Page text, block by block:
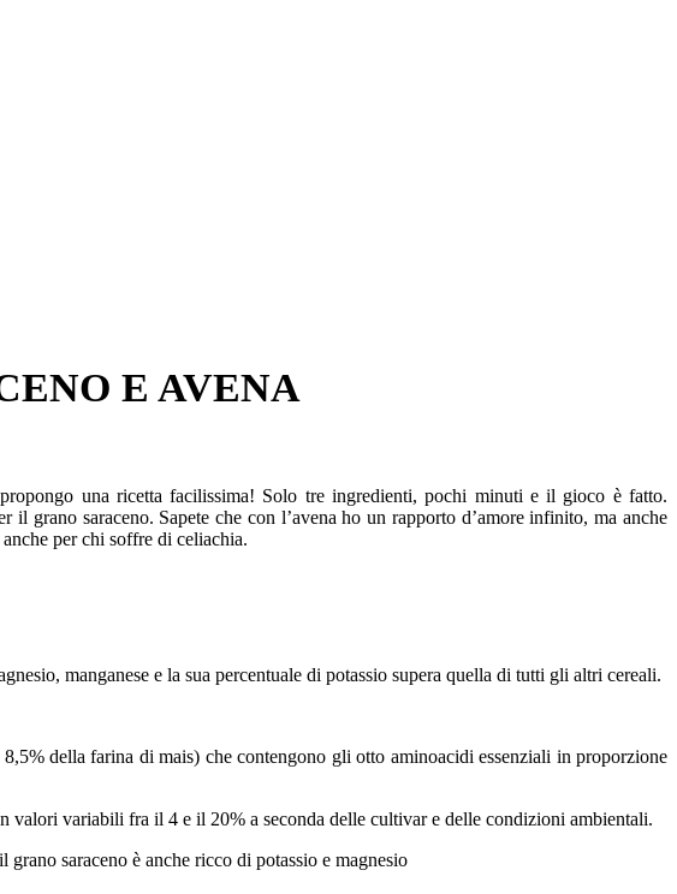
E AVENA
una ricetta facilissima! Solo tre ingredienti, pochi minuti e il gioco è fatto.
grano saraceno. Sapete che con l’avena ho un rapporto d’amore infinito, ma anche
per chi soffre di celiachia.
manganese e la sua percentuale di potassio supera quella di tutti gli altri cereali.
della farina di mais) che contengono gli otto aminoacidi essenziali in proporzione
valori variabili fra il 4 e il 20% a seconda delle cultivar e delle condizioni ambientali.
saraceno è anche ricco di potassio e magnesio